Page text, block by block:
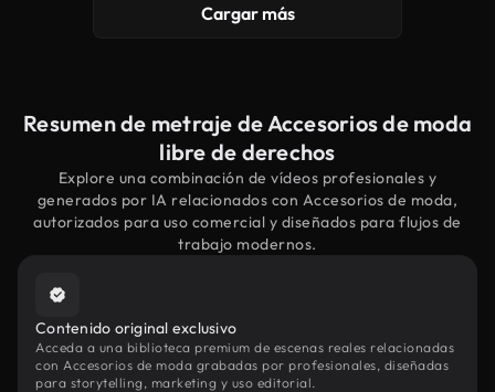
Cargar más
Resumen de metraje de Accesorios de moda
libre de derechos
Explore una combinación de vídeos profesionales y
generados por IA relacionados con Accesorios de moda,
autorizados para uso comercial y diseñados para flujos de
trabajo modernos.
Contenido original exclusivo
Acceda a una biblioteca premium de escenas reales relacionadas
con Accesorios de moda grabadas por profesionales, diseñadas
para storytelling, marketing y uso editorial.